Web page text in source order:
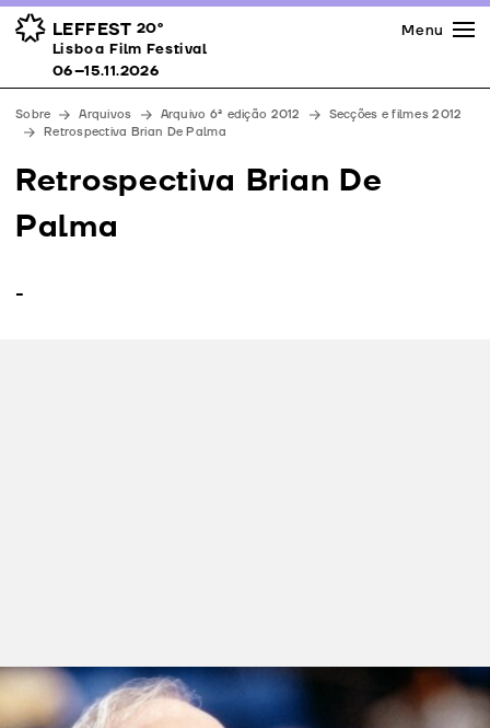
LEFFEST 20º
Lisboa Film Festival 06–15.11.2026
Prémios
Espaços
Apoios
Equipa
Downloads
Menu
Lisboa Film Festival
06–15.11.2026
Sobre Arquivos Arquivo 6ª edição 2012
Secções e filmes 2012
Retrospectiva Brian De Palma
Retrospectiva Brian De
Palma
-